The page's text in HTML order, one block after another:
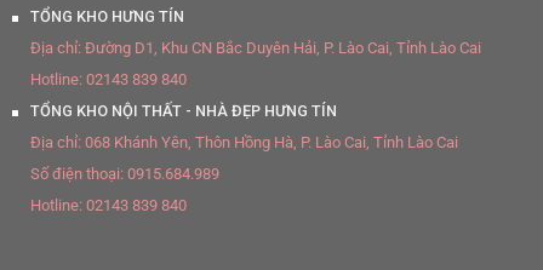
TỔNG KHO HƯNG TÍN
Địa chỉ: Đường D1, Khu CN Bắc Duyên Hải, P. Lào Cai, Tỉnh Lào Cai
Hotline: 02143 839 840
TỔNG KHO NỘI THẤT - NHÀ ĐẸP HƯNG TÍN
Địa chỉ: 068 Khánh Yên, Thôn Hồng Hà, P. Lào Cai, Tỉnh Lào Cai
Số điện thoại: 0915.684.989
Hotline: 02143 839 840